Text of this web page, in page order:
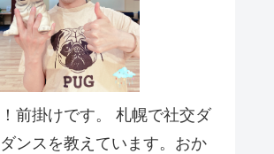
前掛けです。 札幌で社交ダ
ンスを教えています。おか